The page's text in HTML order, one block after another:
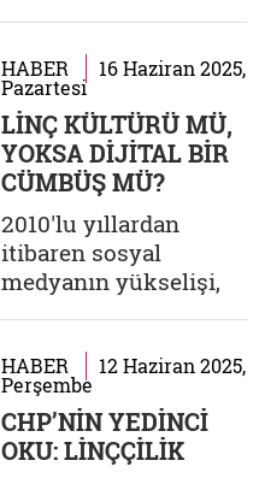
etkisini çözümlediği
çalışmalarında, bu
araçların piyasa
çıkarları
doğrultusunda belirli
örgütlerin kontrolüne
girmesini "kamusal
alanın yeniden
feodalleşmesi"
kavramıyla...
HABER 16 Haziran 2025,
Pazartesi
LİNÇ KÜLTÜRÜ MÜ,
YOKSA DİJİTAL BİR
CÜMBÜŞ MÜ?
2010'lu yıllardan
itibaren sosyal
medyanın yükselişi,
yenilikler olmaktan
çıkararak, toplumsal,
kültürel ve psikolojik
dönüşümlerin başlıca
HABER 12 Haziran 2025,
Perşembe
CHP’NİN YEDİNCİ
OKU: LİNÇÇİLİK